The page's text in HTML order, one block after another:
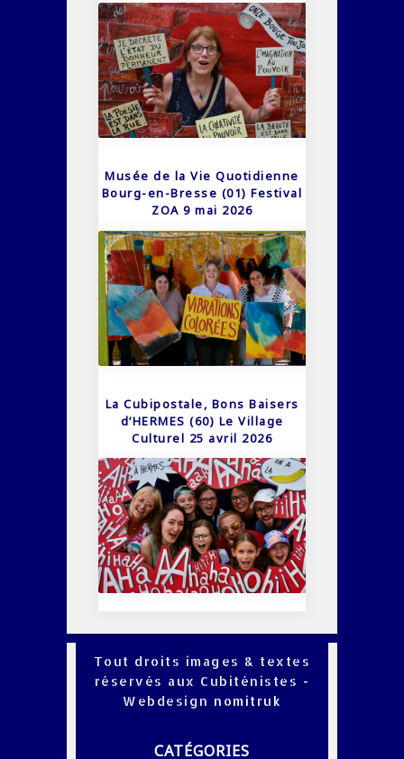
Musée de la Vie Quotidienne
Bourg-en-Bresse (01) Festival
ZOA 9 mai 2026
La Cubipostale, Bons Baisers
d’HERMES (60) Le Village
Culturel 25 avril 2026
Tout droits images & textes
réservés aux Cubiténistes -
Webdesign nomitruk
CATÉGORIES